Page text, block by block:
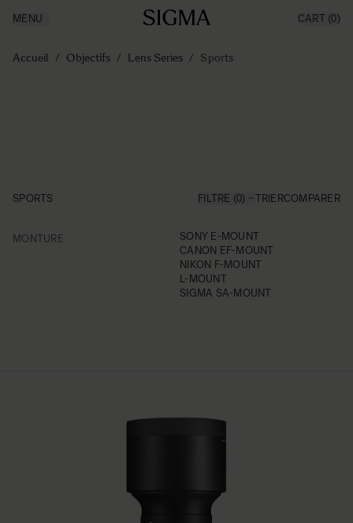
Made in Aizu
Support
MENU CART (0)
Accueil / Objectifs / Lens Series / Sports
SPORTS FILTRE (0) TRIERCOMPARER
MONTUREFILTER
SONY E-MOUNT
CANON EF-MOUNT
NIKON F-MOUNT
L-MOUNT
SIGMA SA-MOUNT